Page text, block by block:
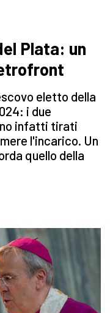
Plata: un
eletto della
i due
infatti tirati
l'incarico. Un
quello della